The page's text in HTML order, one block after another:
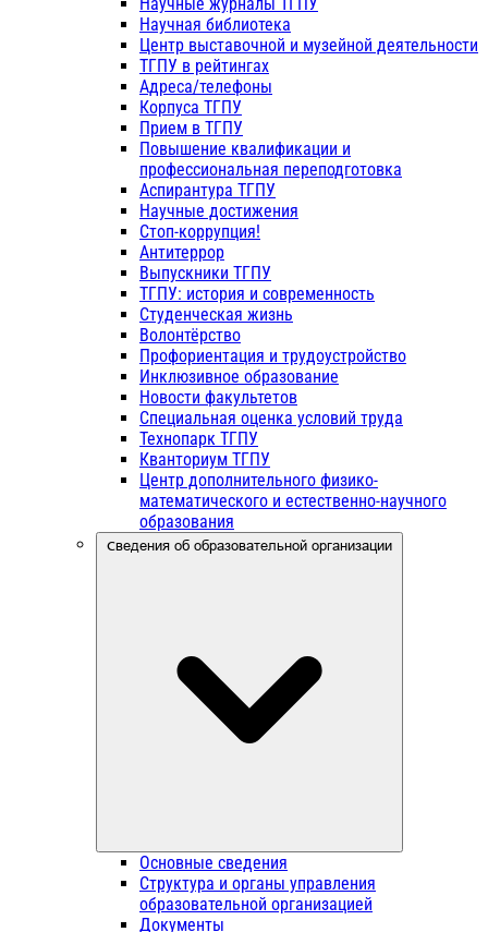
Научные журналы ТГПУ
Научная библиотека
Центр выставочной и музейной деятельности
ТГПУ в рейтингах
Адреса/телефоны
Корпуса ТГПУ
Прием в ТГПУ
Повышение квалификации и
профессиональная переподготовка
Аспирантура ТГПУ
Научные достижения
Стоп-коррупция!
Антитеррор
Выпускники ТГПУ
ТГПУ: история и современность
Студенческая жизнь
Волонтёрство
Профориентация и трудоустройство
Инклюзивное образование
Новости факультетов
Специальная оценка условий труда
Технопарк ТГПУ
Кванториум ТГПУ
Центр дополнительного физико-
математического и естественно-научного
образования
Сведения об образовательной организации
Основные сведения
Структура и органы управления
образовательной организацией
Документы